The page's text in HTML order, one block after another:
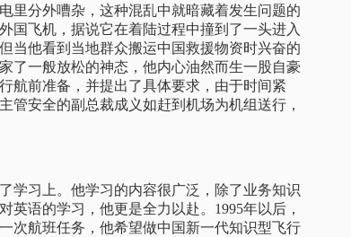
里分外嘈杂，这种混乱中就暗藏着发生问题的
国飞机，据说它在着陆过程中撞到了一头进入
他看到当地群众搬运中国救援物资时兴奋的
了一般放松的神态，他内心油然而生一股自豪
航前准备，并提出了具体要求，由于时间紧
管安全的副总裁成义如赶到机场为机组送行，
学习上。他学习的内容很广泛，除了业务知识
英语的学习，他更是全力以赴。1995年以后，
次航班任务，他希望做中国新一代知识型飞行